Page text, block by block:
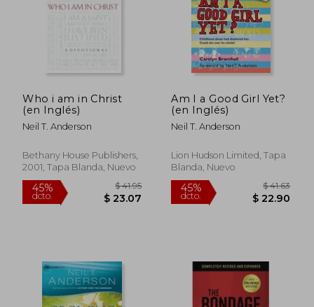
dcto. $ 27.63 dcto. $
Who i am in Christ
(en Inglés)
Neil T. Anderson
Bethany House Publishers,
2001, Tapa Blanda, Nuevo
Am I a Good Girl Yet?
(en Inglés)
Neil T. Anderson
Lion Hudson Limited, Tapa
Blanda, Nuevo